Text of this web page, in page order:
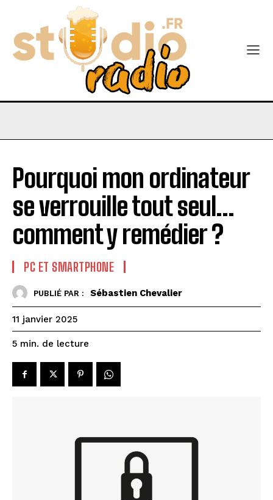
Pourquoi mon ordinateur
se verrouille tout seul…
comment y remédier ?
PC ET SMARTPHONE
PUBLIÉ PAR : Sébastien Chevalier
11 janvier 2025
5 min. de lecture